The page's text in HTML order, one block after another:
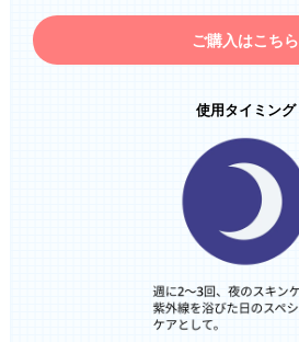
ご購入はこちら
使用タイミング